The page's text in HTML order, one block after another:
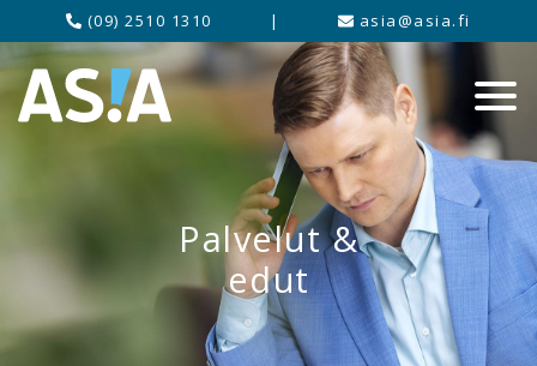
(09) 2510 1310 | asia@asia.fi
Palvelut &
edut